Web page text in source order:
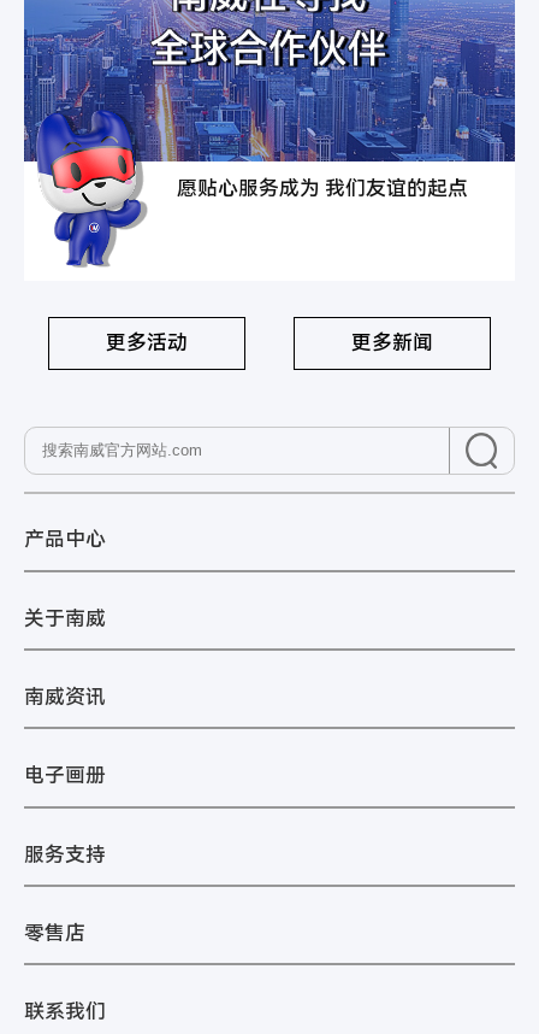
愿贴心服务成为 我们友谊的起点
更多活动 更多新闻
产品中心
关于南威
南威资讯
电子画册
服务支持
零售店
联系我们